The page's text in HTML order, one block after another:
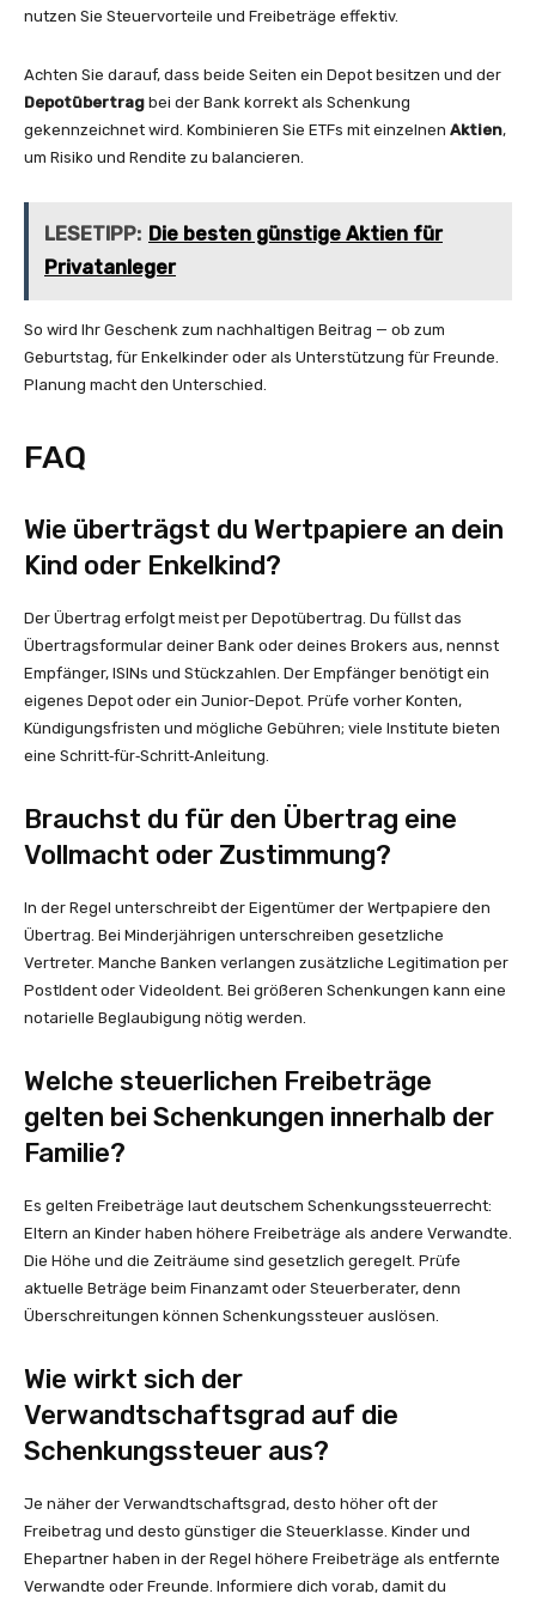
nutzen Sie Steuervorteile und Freibeträge effektiv.
Achten Sie darauf, dass beide Seiten ein Depot besitzen und der
Depotübertrag bei der Bank korrekt als Schenkung
gekennzeichnet wird. Kombinieren Sie ETFs mit einzelnen Aktien,
um Risiko und Rendite zu balancieren.
LESETIPP: Die besten günstige Aktien für
Privatanleger
So wird Ihr Geschenk zum nachhaltigen Beitrag — ob zum
Geburtstag, für Enkelkinder oder als Unterstützung für Freunde.
Planung macht den Unterschied.
FAQ
Wie überträgst du Wertpapiere an dein
Kind oder Enkelkind?
Der Übertrag erfolgt meist per Depotübertrag. Du füllst das
Übertragsformular deiner Bank oder deines Brokers aus, nennst
Empfänger, ISINs und Stückzahlen. Der Empfänger benötigt ein
eigenes Depot oder ein Junior-Depot. Prüfe vorher Konten,
Kündigungsfristen und mögliche Gebühren; viele Institute bieten
eine Schritt‑für‑Schritt‑Anleitung.
Brauchst du für den Übertrag eine
Vollmacht oder Zustimmung?
In der Regel unterschreibt der Eigentümer der Wertpapiere den
Übertrag. Bei Minderjährigen unterschreiben gesetzliche
Vertreter. Manche Banken verlangen zusätzliche Legitimation per
PostIdent oder VideoIdent. Bei größeren Schenkungen kann eine
notarielle Beglaubigung nötig werden.
Welche steuerlichen Freibeträge
gelten bei Schenkungen innerhalb der
Familie?
Es gelten Freibeträge laut deutschem Schenkungssteuerrecht:
Eltern an Kinder haben höhere Freibeträge als andere Verwandte.
Die Höhe und die Zeiträume sind gesetzlich geregelt. Prüfe
aktuelle Beträge beim Finanzamt oder Steuerberater, denn
Überschreitungen können Schenkungssteuer auslösen.
Wie wirkt sich der
Verwandtschaftsgrad auf die
Schenkungssteuer aus?
Je näher der Verwandtschaftsgrad, desto höher oft der
Freibetrag und desto günstiger die Steuerklasse. Kinder und
Ehepartner haben in der Regel höhere Freibeträge als entfernte
Verwandte oder Freunde. Informiere dich vorab, damit du